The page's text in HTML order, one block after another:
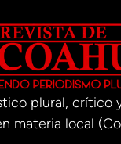
plural, crítico
materia local